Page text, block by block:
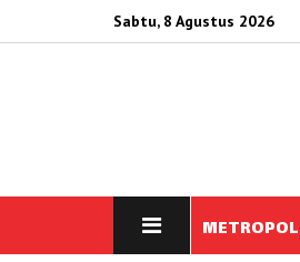
Sabtu, 8 Agustus 2026